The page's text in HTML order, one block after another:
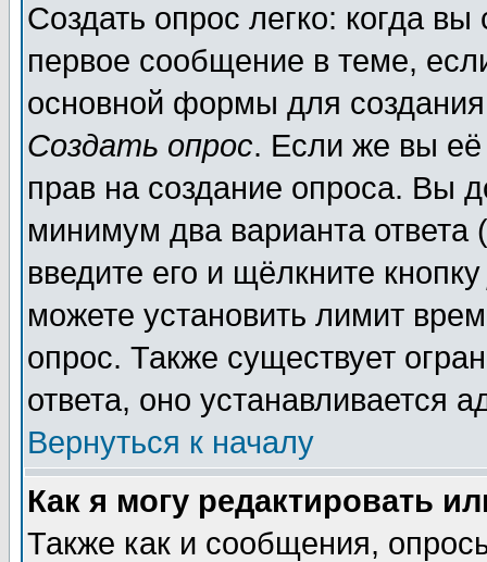
Создать опрос легко: когда
первое сообщение в теме,
основной формы для
Создать опрос. Если же вы её
прав на создание опроса. Вы
минимум два варианта ответа
введите его и щёлкните
можете установить лимит
опрос. Также существует
ответа, оно устанавливается
Вернуться к началу
Как я могу редактировать
Также как и сообщения,